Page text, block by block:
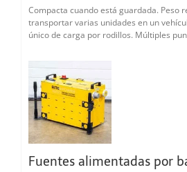
Compacta cuando está guardada. Peso
transportar varias unidades en un
único de carga por rodillos. Múltiples
Fuentes alimentadas por